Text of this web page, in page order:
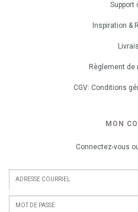
Support
Inspiration &
Règlement de
CGV: Conditions
MON
Connectez-vous